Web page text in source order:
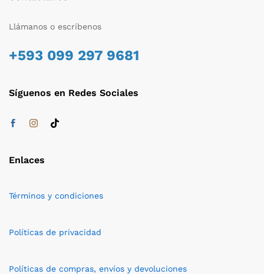
Llámanos o escríbenos
+593 099 297 9681
Síguenos en Redes Sociales
Enlaces
Términos y condiciones
Políticas de privacidad
Políticas de compras, envíos y devoluciones